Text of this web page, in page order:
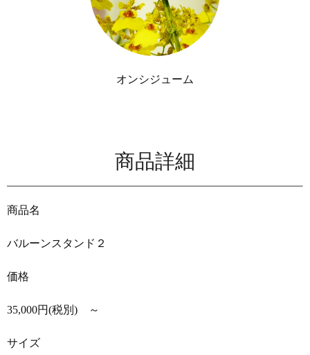
オンシジューム
商品詳細
商品名
バルーンスタンド２
価格
35,000円(税別) ～
サイズ